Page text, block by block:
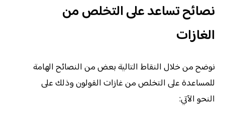
نصائح تساعد على التخلص من
الغازات
نوضح من خلال النقاط التالية بعض من النصائح الهامة
للمساعدة على التخلص من غازات القولون وذلك على
النحو الآتي: